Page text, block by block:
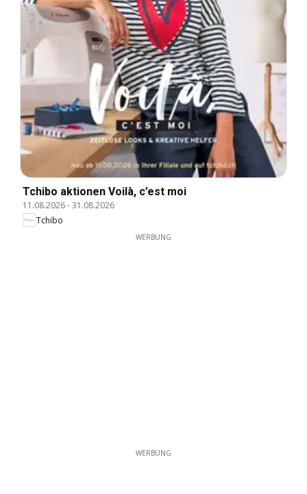
Tchibo aktionen Voilà, c’est moi
11.08.2026-31.08.2026
Tchibo
WERBUNG
WERBUNG